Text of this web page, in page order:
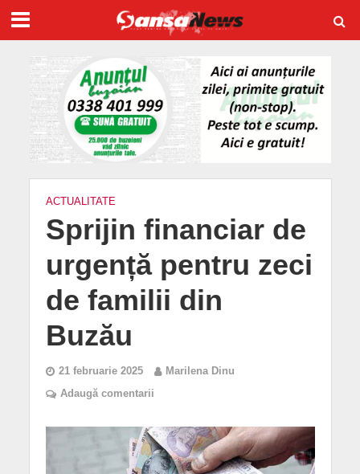
ACTUALITATE
Sprijin financiar de
urgență pentru zeci
de familii din
Buzău
21 februarie 2025
Marilena Dinu
Adaugă comentarii